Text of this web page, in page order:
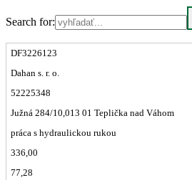
Search for:
DF3226123
Dahan s. r. o.
52225348
Južná 284/10,013 01 Teplička nad Váhom
práca s hydraulickou rukou
336,00
77,28